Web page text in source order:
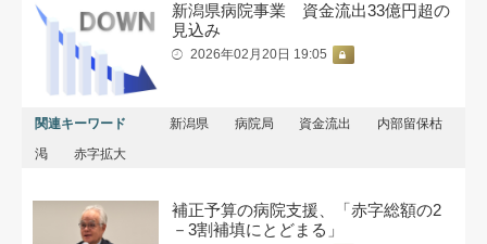
新潟県病院事業 資金流出33億円超の
見込み
2026年02月20日 19:05
関連キーワード 新潟県 病院局 資金流出
内部留保枯
渇
赤字拡大
補正予算の病院支援、「赤字総額の2
－3割補填にとどまる」